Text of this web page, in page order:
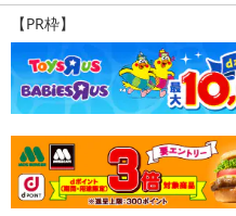
炭水化物 5.1g
食塩相当量 0.00g
この表示値は、目安です。
【割れ・欠けあり】工場での
無選別品となります。到着時に
場合がありますが、味に問題は
【PR枠】